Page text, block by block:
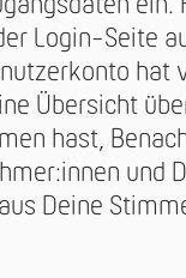
ein.
Login-Seite
hat
Übersicht
hast,
und
Deine